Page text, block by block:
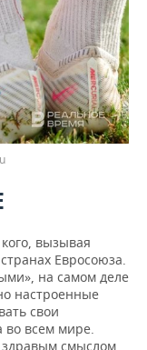
вызывая
Евросоюза.
на самом деле
настроенные
свои
во всем мире.
здравым смыслом